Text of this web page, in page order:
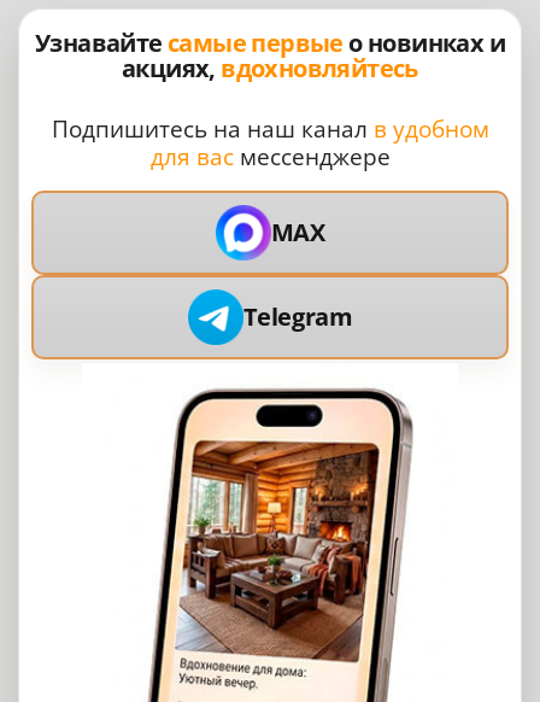
Узнавайте самые первые о новинках и
акциях, вдохновляйтесь
Подпишитесь на наш канал в удобном
для васмессенджере
MAX
Telegram